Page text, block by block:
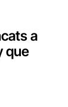
a
que